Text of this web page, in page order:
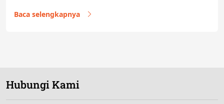
Baca selengkapnya
Hubungi Kami